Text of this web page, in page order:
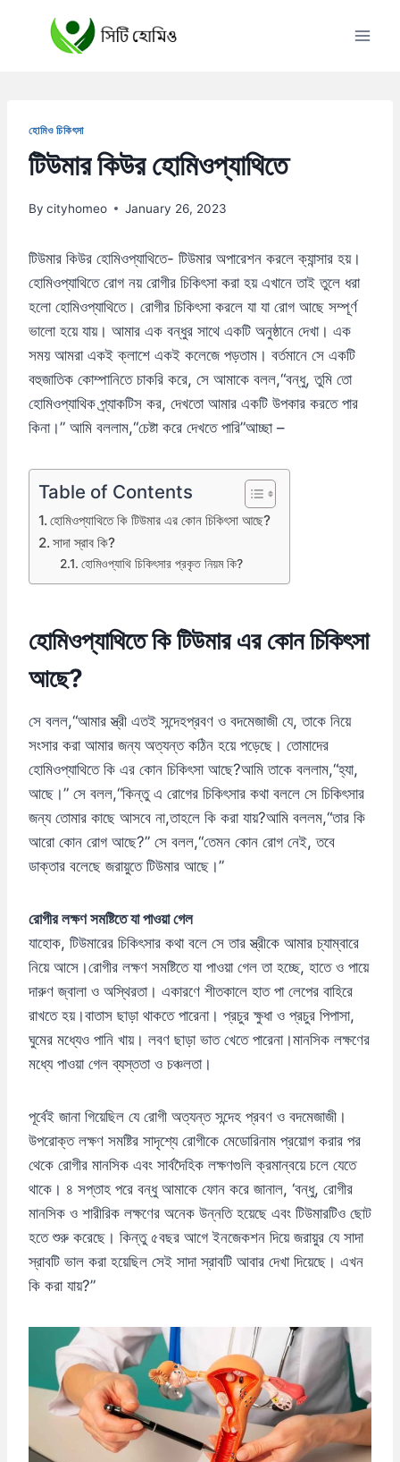
হোমিও চিকিৎসা
টিউমার কিউর হোমিওপ্যাথিতে
By cityhomeo January 26, 2023
টিউমার কিউর হোমিওপ্যাথিতে- টিউমার অপারেশন করলে ক্যান্সার হয়।
হোমিওপ্যাথিতে রোগ নয় রোগীর চিকিৎসা করা হয় এখানে তাই তুলে ধরা
হলো হোমিওপ্যাথিতে। রোগীর চিকিৎসা করলে যা যা রোগ আছে সম্পূর্ণ
ভালো হয়ে যায়। আমার এক বন্ধুর সাথে একটি অনুষ্ঠানে দেখা। এক
সময় আমরা একই ক্লাশে একই কলেজে পড়তাম। বর্তমানে সে একটি
বহুজাতিক কোম্পানিতে চাকরি করে, সে আমাকে বলল,“বন্ধু, তুমি তো
হোমিওপ্যাথিক প্র্যাকটিস কর, দেখতো আমার একটি উপকার করতে পার
কিনা।” আমি বললাম,“চেষ্টা করে দেখতে পারি”আচ্ছা –
Table of Contents
হোমিওপ্যাথিতে কি টিউমার এর কোন চিকিৎসা আছে?
সাদা স্রাব কি?
হোমিওপ্যাথি চিকিৎসার প্রকৃত নিয়ম কি?
হোমিওপ্যাথিতে কি টিউমার এর কোন চিকিৎসা
আছে?
সে বলল,“আমার স্ত্রী এতই সন্দেহপ্রবণ ও বদমেজাজী যে, তাকে নিয়ে
সংসার করা আমার জন্য অত্যন্ত কঠিন হয়ে পড়েছে। তোমাদের
হোমিওপ্যাথিতে কি এর কোন চিকিৎসা আছে?আমি তাকে বললাম,“হ্যা,
আছে।” সে বলল,“কিন্তু এ রোগের চিকিৎসার কথা বললে সে চিকিৎসার
জন্য তোমার কাছে আসবে না,তাহলে কি করা যায়?আমি বললম,“তার কি
আরো কোন রোগ আছে?” সে বলল,“তেমন কোন রোগ নেই, তবে
ডাক্তার বলেছে জরায়ুতে টিউমার আছে।”
রোগীর লক্ষণ সমষ্টিতে যা পাওয়া গেল
যাহোক, টিউমারের চিকিৎসার কথা বলে সে তার স্ত্রীকে আমার চ্যাম্বারে
নিয়ে আসে।রোগীর লক্ষণ সমষ্টিতে যা পাওয়া গেল তা হচ্ছে, হাতে ও পায়ে
দারুণ জ্বালা ও অস্থিরতা। একারণে শীতকালে হাত পা লেপের বাহিরে
রাখতে হয়।বাতাস ছাড়া থাকতে পারেনা। প্রচুর ক্ষুধা ও প্রচুর পিপাসা,
ঘুমের মধ্যেও পানি খায়। লবণ ছাড়া ভাত খেতে পারেনা।মানসিক লক্ষণের
মধ্যে পাওয়া গেল ব্যস্ততা ও চঞ্চলতা।
পূর্বেই জানা গিয়েছিল যে রোগী অত্যন্ত সন্দেহ প্রবণ ও বদমেজাজী।
উপরোক্ত লক্ষণ সমষ্টির সাদৃশ্যে রোগীকে মেডোরিনাম প্রয়োগ করার পর
থেকে রোগীর মানসিক এবং সার্বদৈহিক লক্ষণগুলি ক্রমান্বয়ে চলে যেতে
থাকে। ৪ সপ্তাহ পরে বন্ধু আমাকে ফোন করে জানাল, ‘বন্ধু, রোগীর
মানসিক ও শারীরিক লক্ষণের অনেক উন্নতি হয়েছে এবং টিউমারটিও ছোট
হতে শুরু করেছে। কিন্তু ৫বছর আগে ইনজেকশন দিয়ে জরায়ুর যে সাদা
স্রাবটি ভাল করা হয়েছিল সেই সাদা স্রাবটি আবার দেখা দিয়েছে। এখন
কি করা যায়?”